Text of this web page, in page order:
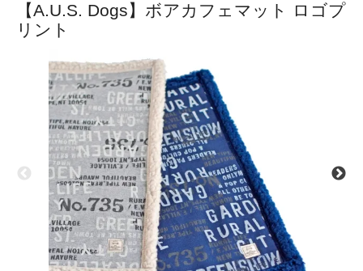
【A.U.S. Dogs】ボアカフェマット ロゴプ
リント